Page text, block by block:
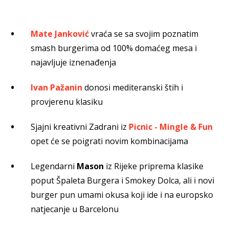
Mate Jankovićvraća se sa svojim poznatim
smash burgerima od 100% domaćeg mesa i
najavljuje iznenađenja
Ivan Pažanin donosi mediteranski štih i
provjerenu klasiku
Sjajni kreativni Zadrani iz Picnic - Mingle & Fun
opet će se poigrati novim kombinacijama
Legendarni Mason iz Rijeke priprema klasike
poput Špaleta Burgera i Smokey Dolca, ali i novi
burger pun umami okusa koji ide i na europsko
natjecanje u Barcelonu